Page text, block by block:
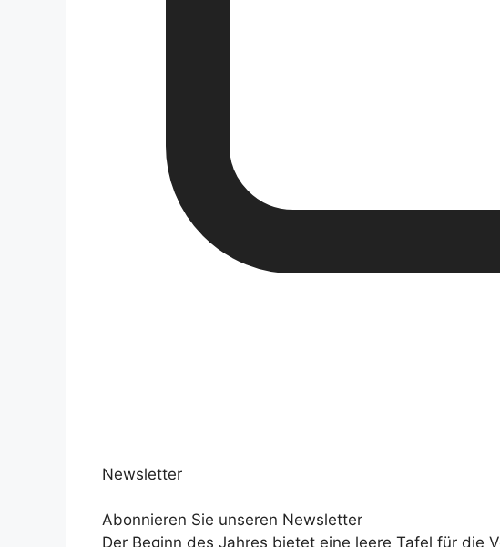
Newsletter
Abonnieren Sie unseren Newsletter
Der Beginn des Jahres bietet eine leere Tafel für die